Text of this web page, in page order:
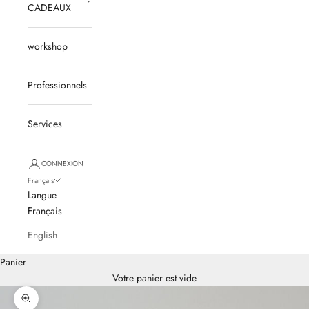
CADEAUX
workshop
Professionnels
Services
CONNEXION
Français
Langue
Français
English
Panier
Votre panier est vide
Zoomer sur l'image